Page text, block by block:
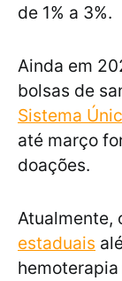
de 1% a 3%.
Ainda em
bolsas de
Sistema
até março
doações.
Atualmente,
estaduais